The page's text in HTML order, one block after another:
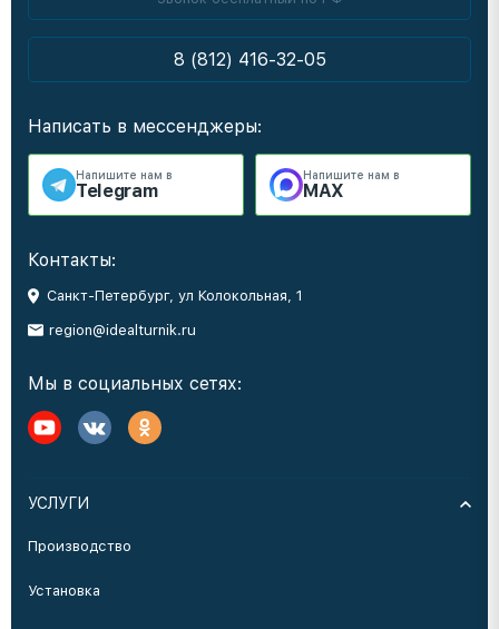
8 (812) 416-32-05
Написать в мессенджеры:
Напишите нам в
Telegram
Напишите нам в
MAX
Контакты:
Санкт-Петербург, ул Колокольная, 1
region@idealturnik.ru
Мы в социальных сетях:
УСЛУГИ
Производство
Установка